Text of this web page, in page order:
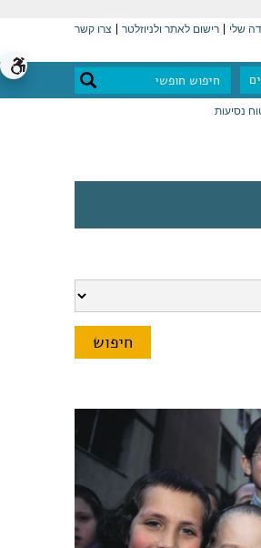
שלי רישום לאתר ולניוזלטר צרו קשר
נסיעות